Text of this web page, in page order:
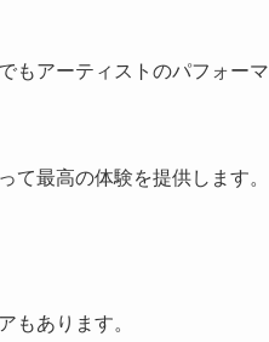
もアーティストのパフォーマ
て最高の体験を提供します。
もあります。